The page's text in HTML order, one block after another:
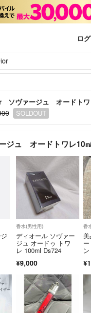
ロ
ソヴァージュ オードトワ
SOLDOUT
ジュ オードトワレ10
香水(男性用)
ディオール ソヴァー
ジュ オードゥ トワ
レ 100ml Ds724
¥9,000
香